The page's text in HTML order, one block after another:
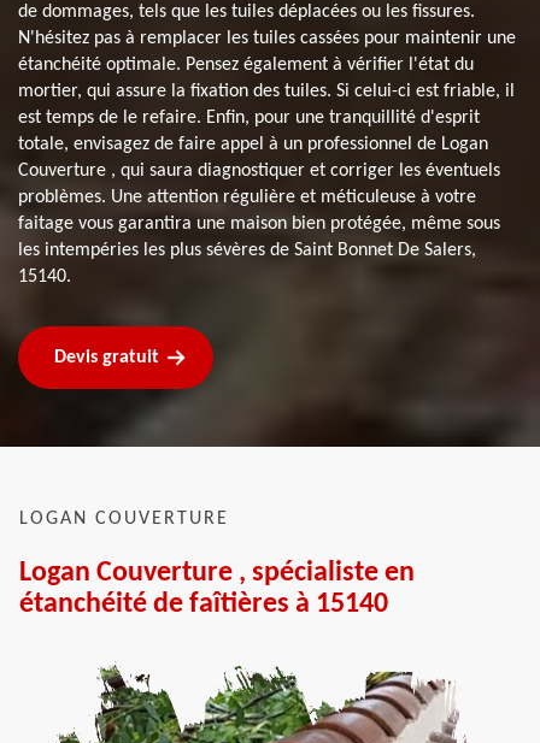
de dommages, tels que les tuiles déplacées ou les fissures.
N'hésitez pas à remplacer les tuiles cassées pour maintenir une
étanchéité optimale. Pensez également à vérifier l'état du
mortier, qui assure la fixation des tuiles. Si celui-ci est friable, il
est temps de le refaire. Enfin, pour une tranquillité d'esprit
totale, envisagez de faire appel à un professionnel de Logan
Couverture , qui saura diagnostiquer et corriger les éventuels
problèmes. Une attention régulière et méticuleuse à votre
faitage vous garantira une maison bien protégée, même sous
les intempéries les plus sévères de Saint Bonnet De Salers,
15140.
Devis gratuit
LOGAN COUVERTURE
Logan Couverture , spécialiste en
étanchéité de faîtières à 15140